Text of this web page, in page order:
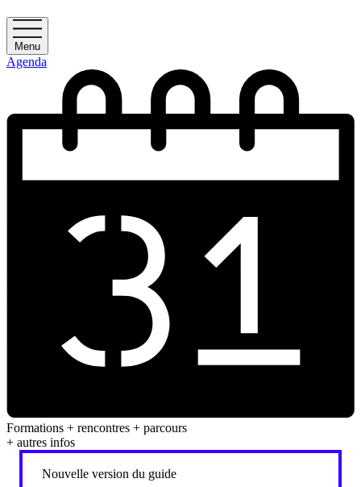
Menu
Agenda
Formations + rencontres + parcours
+ autres infos
Nouvelle version du guide